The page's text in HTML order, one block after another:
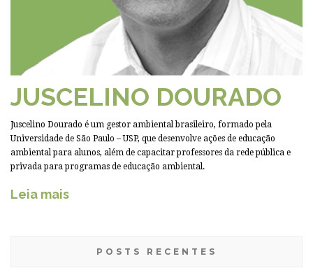
JUSCELINO DOURADO
Juscelino Dourado é um gestor ambiental brasileiro, formado pela
Universidade de São Paulo – USP, que desenvolve ações de educação
ambiental para alunos, além de capacitar professores da rede pública e
privada para programas de educação ambiental.
Leia mais
POSTS RECENTES